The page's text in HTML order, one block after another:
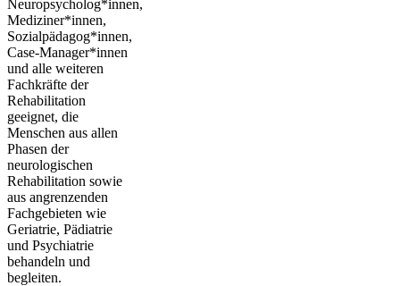
Neuropsycholog*innen,
Mediziner*innen,
Sozialpädagog*innen,
Case-Manager*innen
und alle weiteren
Fachkräfte der
Rehabilitation
geeignet, die
Menschen aus allen
Phasen der
neurologischen
Rehabilitation sowie
aus angrenzenden
Fachgebieten wie
Geriatrie, Pädiatrie
und Psychiatrie
behandeln und
begleiten.